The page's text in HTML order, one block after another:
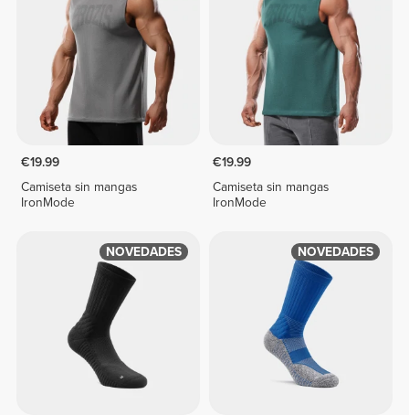
€19.99
Camiseta sin mangas
IronMode
€19.99
Camiseta sin mangas
IronMode
NOVEDADES NOVEDADES